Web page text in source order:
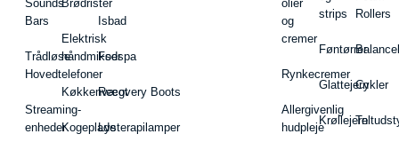
Sounds
Bars
Trådløse
Hovedtelefoner
Streaming-
enheder
Brødrister
Elektrisk
håndmikser
Køkkenvægt
Kogeplade
Isbad
Fodspa
Recovery Boots
Lysterapilamper
olier
og
cremer
Rynkecremer
Allergivenlig
hudpleje
strips
Føntørrer
Glattejern
Krøllejern
Rollers
Cykler